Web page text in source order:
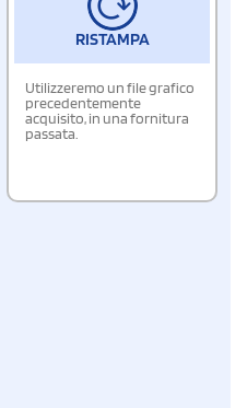
RISTAMPA
Utilizzeremo un file grafico
precedentemente
acquisito, in una fornitura
passata.